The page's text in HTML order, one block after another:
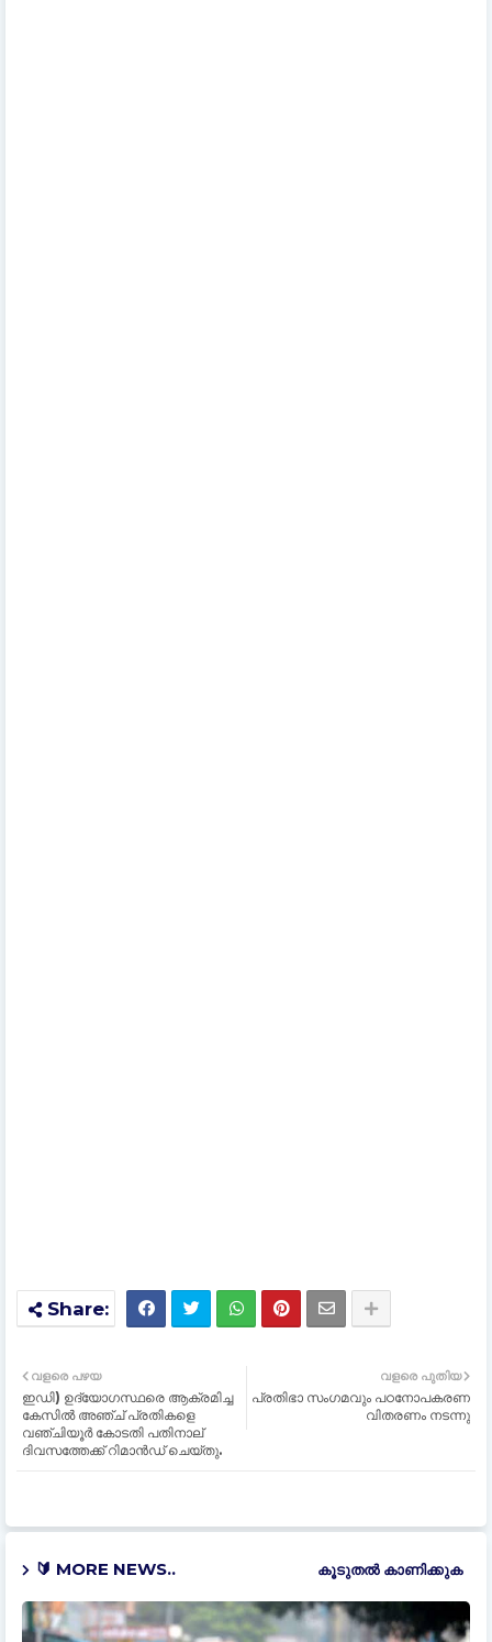
വളരെ പുതിയ
പ്രതിഭാ സംഗമവും പഠനോപകരണ
വിതരണം നടന്നു
വളരെ പഴയ
ഇഡി) ഉദ്യോഗസ്ഥരെ ആക്രമിച്ച
കേസിൽ അഞ്ച് പ്രതികളെ
വഞ്ചിയൂർ കോടതി പതിനാല്
ദിവസത്തേക്ക് റിമാൻഡ് ചെയ്തു.
🔰 MORE NEWS.. കൂടുതൽ‍ കാണിക്കുക